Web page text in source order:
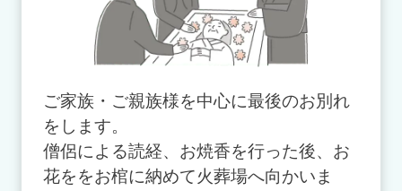
ご家族・ご親族様を中心に最後のお別れ
をします。
僧侶による読経、お焼香を行った後、お
花ををお棺に納めて火葬場へ向かいま